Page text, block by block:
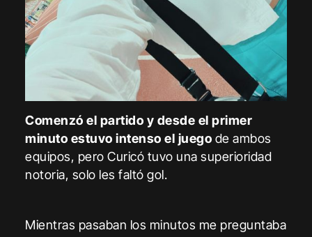
Comenzó el partido y desde el primer
minuto estuvo intenso el juego de ambos
equipos, pero Curicó tuvo una superioridad
notoria, solo les faltó gol.
Mientras pasaban los minutos me preguntaba